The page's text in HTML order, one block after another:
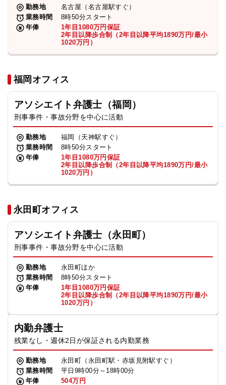
勤務地
名古屋（名古屋駅すぐ）
業務時間
8時50分スタート
年俸
1年目1080万円保証
2年目以降歩合制（2年目以降平均1890万円/最小
1020万円）
福岡オフィス
アソシエイト弁護士（福岡）
刑事事件・事故分野を中心に活動
勤務地
福岡（天神駅すぐ）
業務時間
8時50分スタート
年俸
1年目1080万円保証
2年目以降歩合制（2年目以降平均1890万円/最小
1020万円）
永田町オフィス
アソシエイト弁護士（永田町）
刑事事件・事故分野を中心に活動
勤務地
永田町ほか
業務時間
8時50分スタート
年俸
1年目1080万円保証
2年目以降歩合制（2年目以降平均1890万円/最小
1020万円）
内勤弁護士
残業なし・週休2日が保証される内勤業務
勤務地
永田町（永田町駅・赤坂見附駅すぐ）
業務時間
平日9時00分～18時00分
年俸
504万円